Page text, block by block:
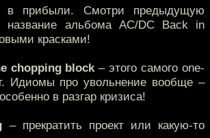
прибыли. Смотри предыдущую
название альбома AC/DC Back in
красками!
chopping block– этого самого one-
Идиомы про увольнение вообще –
в разгар кризиса!
– прекратить проект или какую-то